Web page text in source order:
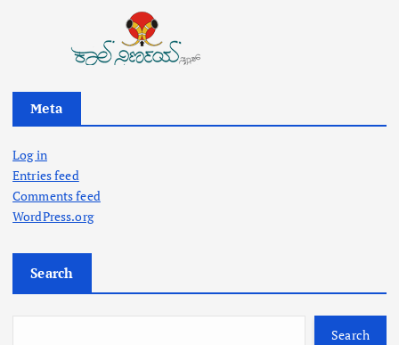
Meta
Log in
Entries feed
Comments feed
WordPress.org
Search
Search